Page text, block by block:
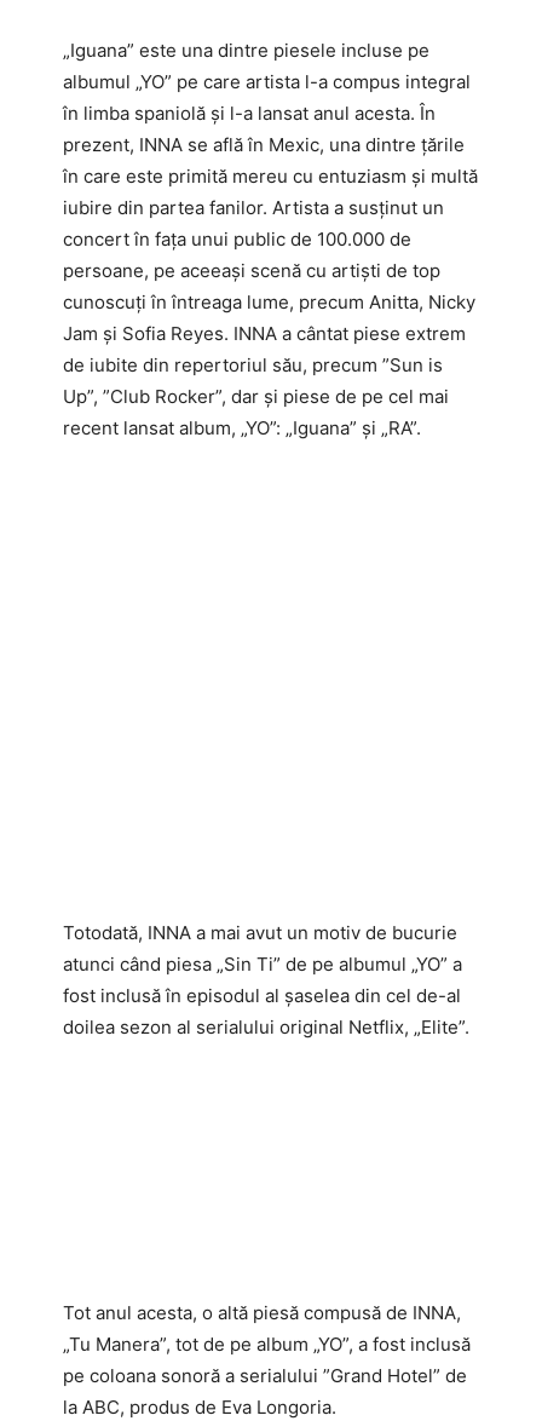
„Iguana” este una dintre piesele incluse pe
albumul „YO” pe care artista l-a compus integral
în limba spaniolă și l-a lansat anul acesta. În
prezent, INNA se află în Mexic, una dintre țările
în care este primită mereu cu entuziasm și multă
iubire din partea fanilor. Artista a susținut un
concert în fața unui public de 100.000 de
persoane, pe aceeași scenă cu artiști de top
cunoscuți în întreaga lume, precum Anitta, Nicky
Jam și Sofia Reyes. INNA a cântat piese extrem
de iubite din repertoriul său, precum ”Sun is
Up”, ”Club Rocker”, dar și piese de pe cel mai
recent lansat album, „YO”: „Iguana” și „RA”.
Totodată, INNA a mai avut un motiv de bucurie
atunci când piesa „Sin Ti” de pe albumul „YO” a
fost inclusă în episodul al șaselea din cel de-al
doilea sezon al serialului original Netflix, „Elite”.
Tot anul acesta, o altă piesă compusă de INNA,
„Tu Manera”, tot de pe album „YO”, a fost inclusă
pe coloana sonoră a serialului ”Grand Hotel” de
la ABC, produs de Eva Longoria.